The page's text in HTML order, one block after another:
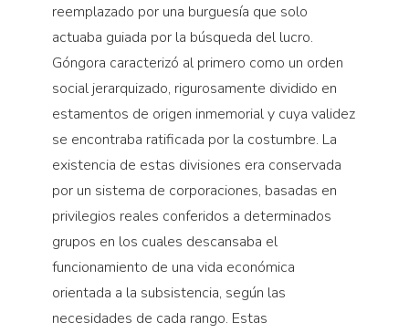
reemplazado por una burguesía que solo
actuaba guiada por la búsqueda del lucro.
Góngora caracterizó al primero como un orden
social jerarquizado, rigurosamente dividido en
estamentos de origen inmemorial y cuya validez
se encontraba ratificada por la costumbre. La
existencia de estas divisiones era conservada
por un sistema de corporaciones, basadas en
privilegios reales conferidos a determinados
grupos en los cuales descansaba el
funcionamiento de una vida económica
orientada a la subsistencia, según las
necesidades de cada rango. Estas